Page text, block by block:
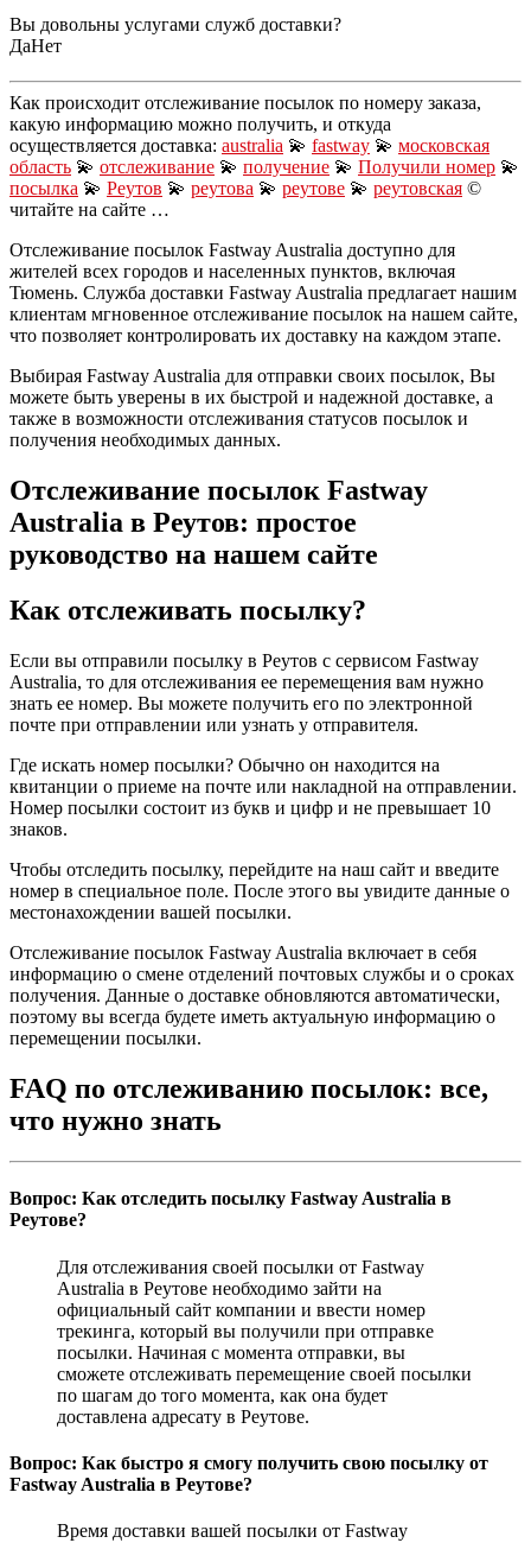
Вы довольны услугами служб доставки?
ДаНет
Как происходит отслеживание посылок по номеру заказа,
какую информацию можно получить, и откуда
осуществляется доставка: australia 💫 fastway 💫 московская
область 💫 отслеживание 💫 получение 💫 Получили номер 💫
посылка 💫 Реутов 💫 реутова 💫 реутове 💫 реутовская ©
читайте на сайте …
Отслеживание посылок Fastway Australia доступно для
жителей всех городов и населенных пунктов, включая
Тюмень. Служба доставки Fastway Australia предлагает нашим
клиентам мгновенное отслеживание посылок на нашем сайте,
что позволяет контролировать их доставку на каждом этапе.
Выбирая Fastway Australia для отправки своих посылок, Вы
можете быть уверены в их быстрой и надежной доставке, а
также в возможности отслеживания статусов посылок и
получения необходимых данных.
Отслеживание посылок Fastway
Australia в Реутов: простое
руководство на нашем сайте
Как отслеживать посылку?
Если вы отправили посылку в Реутов с сервисом Fastway
Australia, то для отслеживания ее перемещения вам нужно
знать ее номер. Вы можете получить его по электронной
почте при отправлении или узнать у отправителя.
Где искать номер посылки? Обычно он находится на
квитанции о приеме на почте или накладной на отправлении.
Номер посылки состоит из букв и цифр и не превышает 10
знаков.
Чтобы отследить посылку, перейдите на наш сайт и введите
номер в специальное поле. После этого вы увидите данные о
местонахождении вашей посылки.
Отслеживание посылок Fastway Australia включает в себя
информацию о смене отделений почтовых службы и о сроках
получения. Данные о доставке обновляются автоматически,
поэтому вы всегда будете иметь актуальную информацию о
перемещении посылки.
FAQ по отслеживанию посылок: все,
что нужно знать
Вопрос: Как отследить посылку Fastway Australia в
Реутове?
Для отслеживания своей посылки от Fastway
Australia в Реутове необходимо зайти на
официальный сайт компании и ввести номер
трекинга, который вы получили при отправке
посылки. Начиная с момента отправки, вы
сможете отслеживать перемещение своей посылки
по шагам до того момента, как она будет
доставлена адресату в Реутове.
Вопрос: Как быстро я смогу получить свою посылку от
Fastway Australia в Реутове?
Время доставки вашей посылки от Fastway